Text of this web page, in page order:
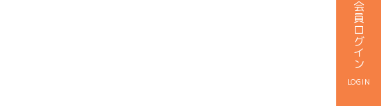
会員ログイン
LOGIN